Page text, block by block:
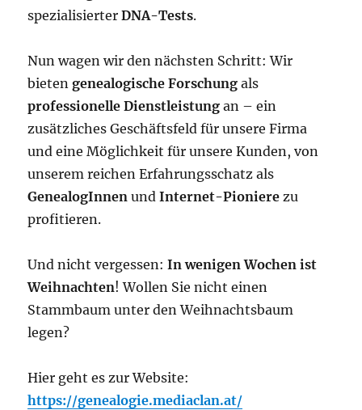
spezialisierterDNA-Tests.
Nun wagen wir den nächsten Schritt: Wir
bietengenealogische Forschung als
professionelle Dienstleistung an – ein
zusätzliches Geschäftsfeld für unsere Firma
und eine Möglichkeit für unsere Kunden, von
unserem reichen Erfahrungsschatz als
GenealogInnen undInternet-Pioniere zu
profitieren.
Und nicht vergessen:In wenigen Wochen ist
Weihnachten! Wollen Sie nicht einen
Stammbaum unter den Weihnachtsbaum
legen?
Hier geht es zur Website:
https://genealogie.mediaclan.at/